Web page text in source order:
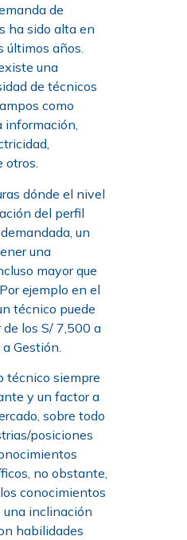
de
ha sido alta en
últimos años.
una
de técnicos
como
información,
otros.
dónde el nivel
del perfil
un
una
mayor que
ejemplo en el
técnico puede
los S/ 7,500 a
Gestión.
técnico siempre
y un factor a
sobre todo
posiciones
no obstante,
conocimientos
inclinación
habilidades